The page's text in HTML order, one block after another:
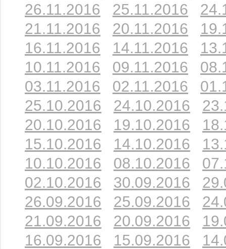
26.11.2016
25.11.2016
21.11.2016
20.11.2016
16.11.2016
14.11.2016
10.11.2016
09.11.2016
03.11.2016
02.11.2016
25.10.2016
24.10.2016
20.10.2016
19.10.2016
15.10.2016
14.10.2016
10.10.2016
08.10.2016
02.10.2016
30.09.2016
26.09.2016
25.09.2016
21.09.2016
20.09.2016
16.09.2016
15.09.2016